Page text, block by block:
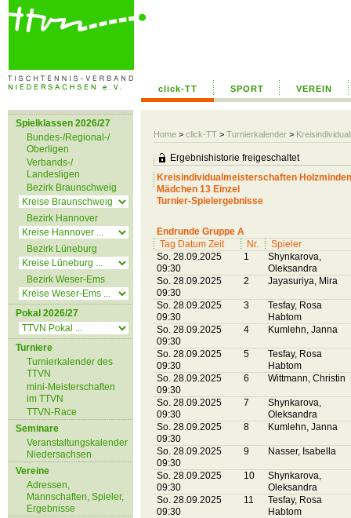
click-TT SPORT VEREIN
Home > click-TT > Turnierkalender >
Spielklassen 2026/27
Bundes-/Regional-/
Oberligen
Verbands-/
Landesligen
Bezirk Braunschweig
Bezirk Hannover
Bezirk Lüneburg
Bezirk Weser-Ems
Pokal 2026/27
Turniere
Turnierkalender des
TTVN
mini-Meisterschaften
im TTVN
TTVN-Race
Seminare
Veranstaltungskalender
Niedersachsen
Vereine
Adressen,
Mannschaften, Spieler,
Ergebnisse
Ergebnishistorie freigeschaltet
Kreisindividualmeisterschaften
Mädchen 13 Einzel
Turnier-Spielergebnisse
Endrunde Gruppe A
Tag Datum Zeit
Nr.
Spieler
So. 28.09.2025
09:30
1
Shynkarova,
Oleksandra
So. 28.09.2025
09:30
2 Jayasuriya, Mira
So. 28.09.2025
09:30
3
Tesfay, Rosa
Habtom
So. 28.09.2025
09:30
4 Kumlehn, Janna
So. 28.09.2025
09:30
5
Tesfay, Rosa
Habtom
So. 28.09.2025
09:30
6 Wittmann, Christin
So. 28.09.2025
09:30
7
Shynkarova,
Oleksandra
So. 28.09.2025
09:30
8 Kumlehn, Janna
So. 28.09.2025
09:30
9 Nasser, Isabella
So. 28.09.2025
09:30
10
Shynkarova,
Oleksandra
So. 28.09.2025
09:30
11
Tesfay, Rosa
Habtom